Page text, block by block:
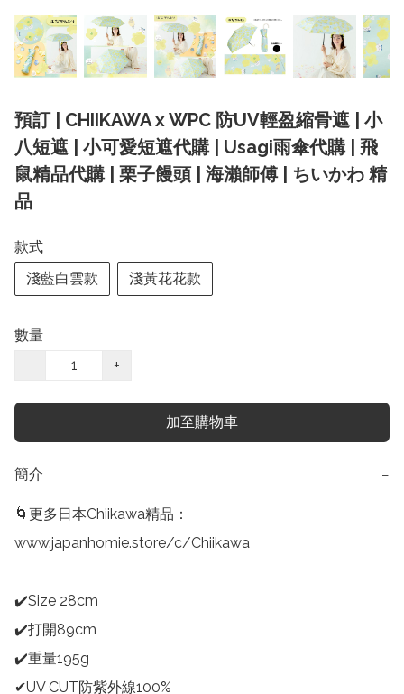
預訂 | CHIIKAWA x WPC 防UV輕盈縮骨遮 | 小
八短遮 | 小可愛短遮代購 | Usagi雨傘代購 | 飛
鼠精品代購 | 栗子饅頭 | 海瀨師傅 | ちいかわ 精
品
款式
淺藍白雲款
淺黃花花款
數量
−
+
加至購物車
簡介 −
🌀更多日本Chiikawa精品：
www.japanhomie.store/c/Chiikawa
✔️Size 28cm
✔️打開89cm
✔️重量195g
✔UV CUT防紫外線100%